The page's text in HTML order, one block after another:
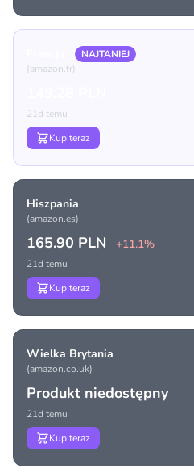
NAJTANIEJ
(amazon.fr)
21d temu
Kup teraz
Hiszpania
(amazon.es)
165.90 PLN +11.1%
21d temu
Kup teraz
Wielka Brytania
(amazon.co.uk)
Produkt niedostępny
21d temu
Kup teraz